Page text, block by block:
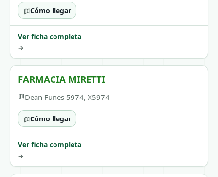
Cómo llegar
Ver ficha completa
→
FARMACIA MIRETTI
Dean Funes 5974, X5974
Cómo llegar
Ver ficha completa
→